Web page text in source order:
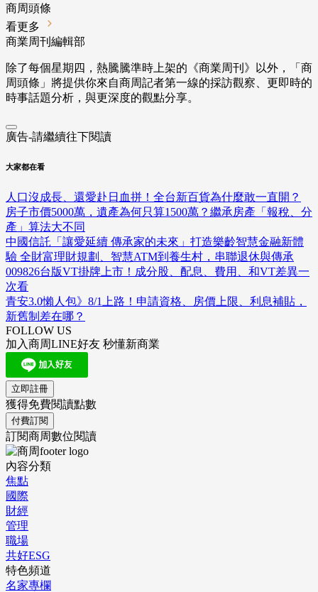
商周頭條
看更多
商業周刊編輯部
除了每個星期四，熱騰騰準時上架的《商業周刊》以外，「商
周頭條」將提供你來自商周記者第一線的採訪觀察、 更即時的
時事話題分析，與更深度的觀點分享。
廣告-請繼續往下閱讀
大家都在看
人口沒成長、還愛赴日血拼！全台新百貨為什麼敢一直開？
房子市價5000萬，遺產為何只算1500萬？繼承房產「報稅、分
產」算法大不同
中國信託「讓愛延續 傳承家的未來」打造樂齡智慧金融新體
驗 全財富理財規劃、智慧ATM到養生村，串聯退休與傳承
009826台版VT掛牌上市！成分股、配息、費用、和VT差異一
次看
青安3.0懶人包》8/1上路！申請資格、房價上限、利息補貼，
新舊制差在哪？
FOLLOW US
加入商周LINE好友 秒懂新商業
立即註冊
獲得免費閱讀點數
付費訂閱
訂閱商周數位閱讀
內容分類
焦點
國際
財經
管理
職場
共好ESG
特色頻道
名家專欄